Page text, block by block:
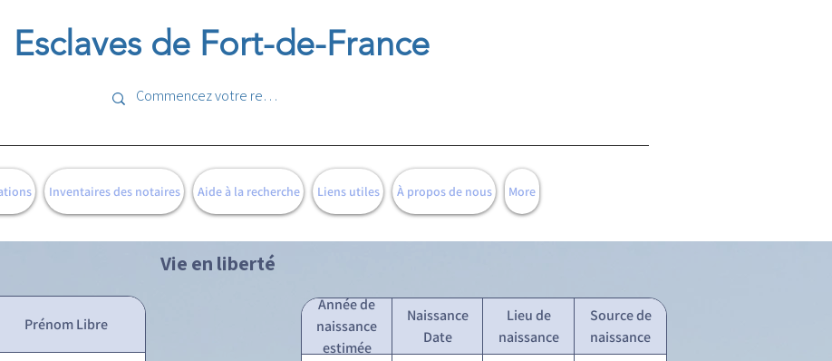
Esclaves de Fort-de-France
Inventaires des notaires Aide à la recherche Liens utiles À propos de nous More
Vie en liberté
Prénom Libre
Année de
naissance
estimée
Naissance
Date
Lieu de
naissance
Source de
naissance